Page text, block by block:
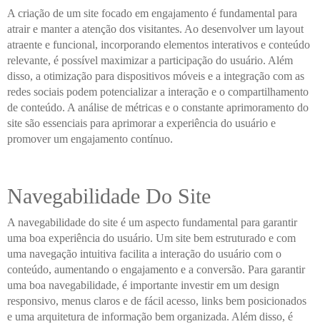
A criação de um site focado em engajamento é fundamental para
atrair e manter a atenção dos visitantes. Ao desenvolver um layout
atraente e funcional, incorporando elementos interativos e conteúdo
relevante, é possível maximizar a participação do usuário. Além
disso, a otimização para dispositivos móveis e a integração com as
redes sociais podem potencializar a interação e o compartilhamento
de conteúdo. A análise de métricas e o constante aprimoramento do
site são essenciais para aprimorar a experiência do usuário e
promover um engajamento contínuo.
Navegabilidade Do Site
A navegabilidade do site é um aspecto fundamental para garantir
uma boa experiência do usuário. Um site bem estruturado e com
uma navegação intuitiva facilita a interação do usuário com o
conteúdo, aumentando o engajamento e a conversão. Para garantir
uma boa navegabilidade, é importante investir em um design
responsivo, menus claros e de fácil acesso, links bem posicionados
e uma arquitetura de informação bem organizada. Além disso, é